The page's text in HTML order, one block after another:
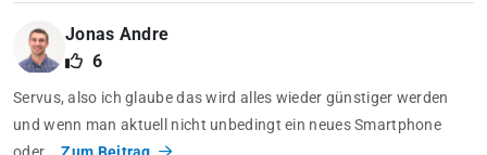
Jonas Andre
6
Servus, also ich glaube das wird alles wieder günstiger werden
und wenn man aktuell nicht unbedingt ein neues Smartphone